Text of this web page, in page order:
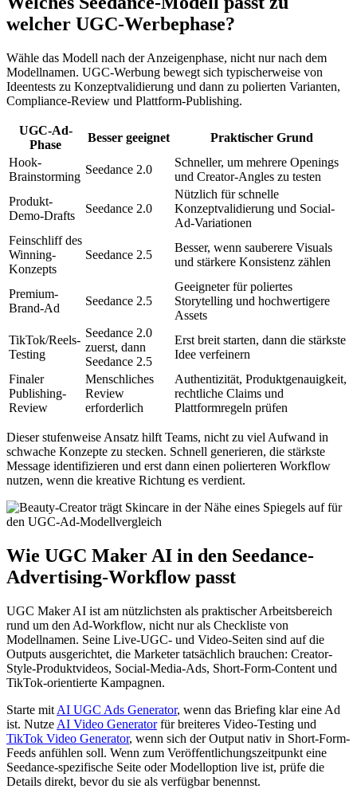
welcher UGC-Werbephase?
Wähle das Modell nach der Anzeigenphase, nicht nur nach dem
Modellnamen. UGC-Werbung bewegt sich typischerweise von
Ideentests zu Konzeptvalidierung und dann zu polierten Varianten,
Compliance-Review und Plattform-Publishing.
UGC-Ad-
Phase
Besser geeignet
Praktischer Grund
Hook-
Brainstorming
Seedance 2.0
Schneller, um mehrere Openings
und Creator-Angles zu testen
Produkt-
Demo-Drafts
Seedance 2.0
Nützlich für schnelle
Konzeptvalidierung und Social-
Ad-Variationen
Feinschliff des
Winning-
Konzepts
Seedance 2.5
Besser, wenn sauberere Visuals
und stärkere Konsistenz zählen
Premium-
Brand-Ad
Seedance 2.5
Geeigneter für poliertes
Storytelling und hochwertigere
Assets
TikTok/Reels-
Testing
Seedance 2.0
zuerst, dann
Seedance 2.5
Erst breit starten, dann die stärkste
Idee verfeinern
Finaler
Publishing-
Review
Menschliches
Review
erforderlich
Authentizität, Produktgenauigkeit,
rechtliche Claims und
Plattformregeln prüfen
Dieser stufenweise Ansatz hilft Teams, nicht zu viel Aufwand in
schwache Konzepte zu stecken. Schnell generieren, die stärkste
Message identifizieren und erst dann einen polierteren Workflow
nutzen, wenn die kreative Richtung es verdient.
Wie UGC Maker AI in den Seedance-
Advertising-Workflow passt
UGC Maker AI ist am nützlichsten als praktischer Arbeitsbereich
rund um den Ad-Workflow, nicht nur als Checkliste von
Modellnamen. Seine Live-UGC- und Video-Seiten sind auf die
Outputs ausgerichtet, die Marketer tatsächlich brauchen: Creator-
Style-Produktvideos, Social-Media-Ads, Short-Form-Content und
TikTok-orientierte Kampagnen.
Starte mit AI UGC Ads Generator, wenn das Briefing klar eine Ad
ist. Nutze AI Video Generatorfür breiteres Video-Testing und
TikTok Video Generator, wenn sich der Output nativ in Short-Form-
Feeds anfühlen soll. Wenn zum Veröffentlichungszeitpunkt eine
Seedance-spezifische Seite oder Modelloption live ist, prüfe die
Details direkt, bevor du sie als verfügbar benennst.